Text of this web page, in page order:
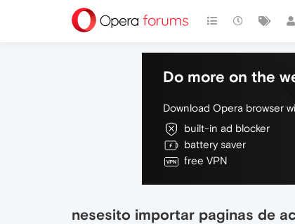
Do more on the
Download Opera browser
built-in ad blocker
battery saver
free VPN
nesesito importar paginas de